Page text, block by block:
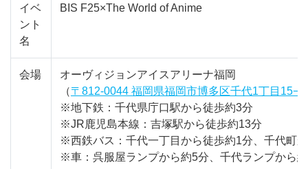
イベ
ント
名
BIS F25×The World of Anime
会場
オーヴィジョンアイスアリーナ福岡
（〒812-0044 福岡県福岡市博多区千代1丁目
※地下鉄：千代県庁口駅から徒歩約3分
※JR鹿児島本線：吉塚駅から徒歩約13分
※西鉄バス：千代一丁目から徒歩約1分、千代町
※車：呉服屋ランプから約5分、千代ランプから